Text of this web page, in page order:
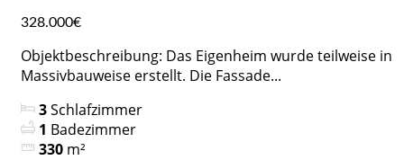
328.000€
Objektbeschreibung: Das Eigenheim wurde teilweise in
Massivbauweise erstellt. Die Fassade...
3Schlafzimmer
1 Badezimmer
330 m²